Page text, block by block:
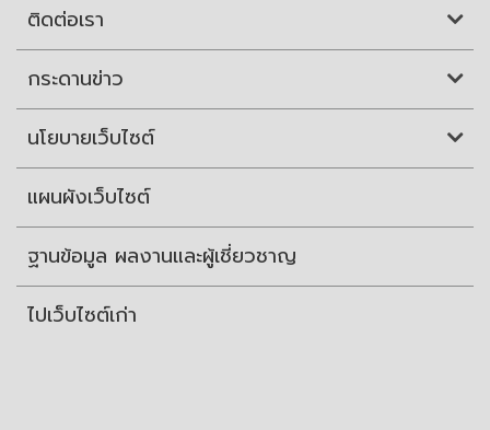
ติดต่อเรา
กระดานข่าว
นโยบายเว็บไซต์
แผนผังเว็บไซต์
ฐานข้อมูล ผลงานและผู้เชี่ยวชาญ
ไปเว็บไซต์เก่า